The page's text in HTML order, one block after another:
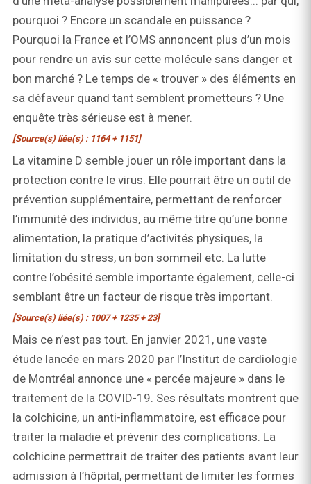
pourquoi ? Encore un scandale en puissance ?
Pourquoi la France et l’OMS annoncent plus d’un mois
pour rendre un avis sur cette molécule sans danger et
bon marché ? Le temps de « trouver » des éléments en
sa défaveur quand tant semblent prometteurs ? Une
enquête très sérieuse est à mener.
[Source(s) liée(s) : 1164 + 1151]
La vitamine D semble jouer un rôle important dans la
protection contre le virus. Elle pourrait être un outil de
prévention supplémentaire, permettant de renforcer
l’immunité des individus, au même titre qu’une bonne
alimentation, la pratique d’activités physiques, la
limitation du stress, un bon sommeil etc. La lutte
contre l’obésité semble importante également, celle-ci
semblant être un facteur de risque très important.
[Source(s) liée(s) : 1007 + 1235 + 23]
Mais ce n’est pas tout. En janvier 2021, une vaste
étude lancée en mars 2020 par l’Institut de cardiologie
de Montréal annonce une « percée majeure » dans le
traitement de la COVID-19. Ses résultats montrent que
la colchicine, un anti-inflammatoire, est efficace pour
traiter la maladie et prévenir des complications. La
colchicine permettrait de traiter des patients avant leur
admission à l’hôpital, permettant de limiter les formes